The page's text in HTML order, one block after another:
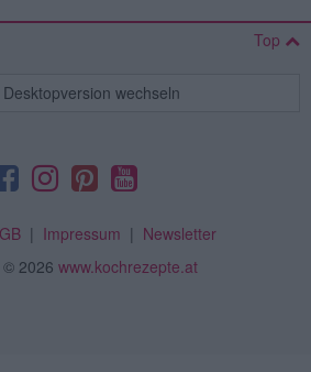
Top
wechseln
| Impressum | Newsletter
© 2026 www.kochrezepte.at